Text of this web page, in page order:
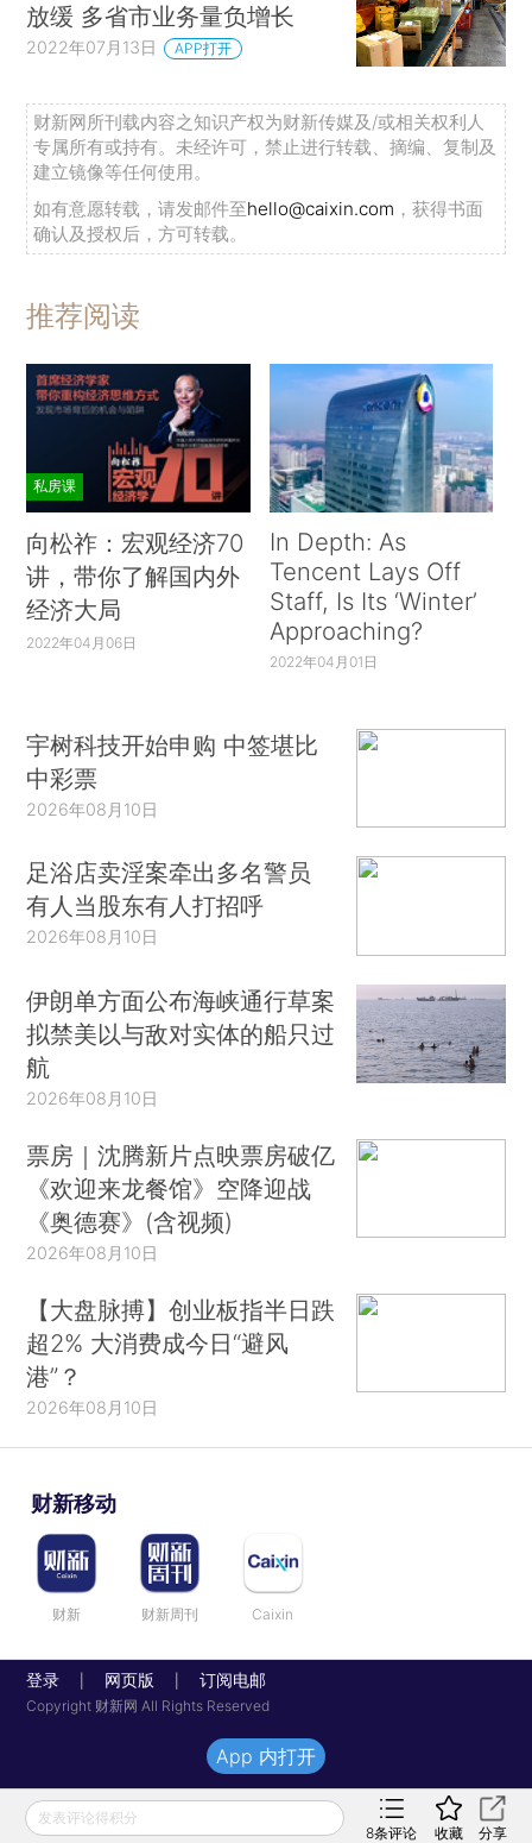
放缓 多省市业务量负增长
2022年07月13日 APP打开
财新网所刊载内容之知识产权为财新传媒及/或相关权利人
专属所有或持有。未经许可，禁止进行转载、摘编、复制及
建立镜像等任何使用。
如有意愿转载，请发邮件至hello@caixin.com ，获得书面
确认及授权后，方可转载。
推荐阅读
私房课
向松祚：宏观经济70
讲，带你了解国内外
经济大局
2022年04月06日
In Depth: As
Tencent Lays Off
Staff, Is Its ‘Winter’
Approaching?
2022年04月01日
宇树科技开始申购 中签堪比
中彩票
2026年08月10日
足浴店卖淫案牵出多名警员
有人当股东有人打招呼
2026年08月10日
伊朗单方面公布海峡通行草案
拟禁美以与敌对实体的船只过
航
2026年08月10日
票房｜沈腾新片点映票房破亿
《欢迎来龙餐馆》空降迎战
《奥德赛》(含视频)
2026年08月10日
【大盘脉搏】创业板指半日跌
超2% 大消费成今日“避风
港”？
2026年08月10日
财新移动
财新 财新周刊 Caixin
登录 网页版 订阅电邮
Copyright 财新网 All Rights Reserved
发表评论得积分
8条评论 收藏 分享
App 内打开